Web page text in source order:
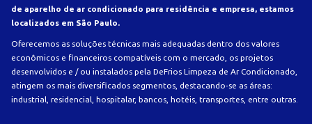
de aparelho de ar condicionado para residência e empresa, estamos
localizados em São Paulo.
Oferecemos as soluções técnicas mais adequadas dentro dos valores
econômicos e financeiros compatíveis com o mercado, os projetos
desenvolvidos e / ou instalados pela DeFrios Limpeza de Ar Condicionado,
atingem os mais diversificados segmentos, destacando-se as áreas:
industrial, residencial, hospitalar, bancos, hotéis, transportes, entre outras.